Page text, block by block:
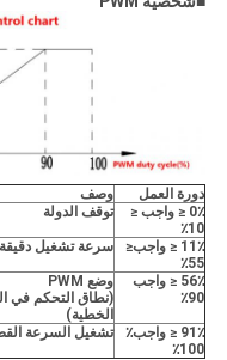
دورة العمل وصف
0٪ ≤ واجب ≤
10٪
توقف الدولة
11٪ ≤ واجب≤
55٪
سرعة تشغيل دقيقة
56٪ ≤ واجب
90٪
وضع PWM
(نطاق التحكم في
الخطية)
91٪ ≤ واجب٪
100٪
تشغيل السرعة